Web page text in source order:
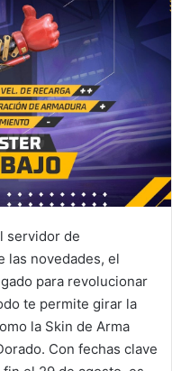
servidor de
las novedades, el
para revolucionar
te permite girar la
la Skin de Arma
Con fechas clave